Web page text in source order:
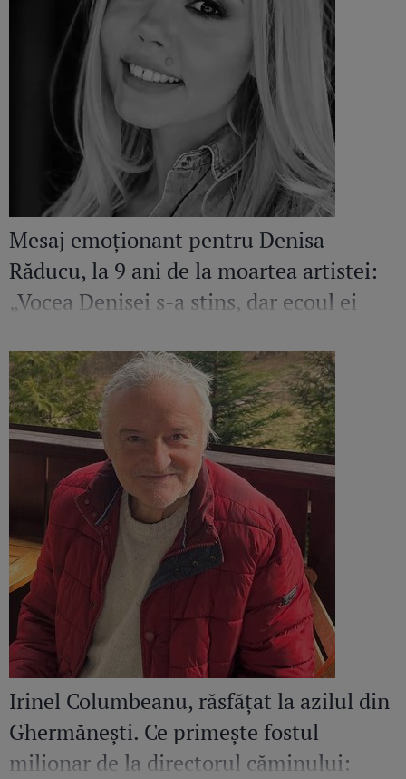
Mesaj emoționant pentru Denisa
Răducu, la 9 ani de la moartea artistei:
„Vocea Denisei s-a stins, dar ecoul ei
Irinel Columbeanu, răsfățat la azilul din
Ghermănești. Ce primește fostul
milionar de la directorul căminului: